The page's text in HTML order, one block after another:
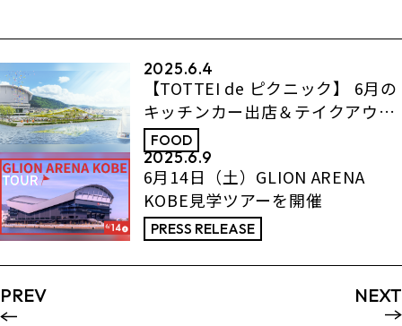
2025.6.4
【TOTTEI de ピクニック】 6月の
キッチンカー出店＆テイクアウト
メニュー情報
FOOD
2025.6.9
6月14日（土）GLION ARENA
KOBE見学ツアーを開催
PRESS RELEASE
PREV NEXT